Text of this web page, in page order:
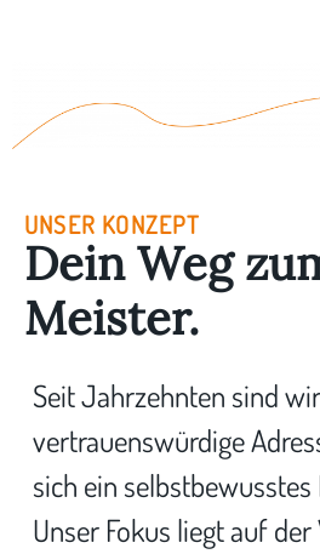
Seit Jahrzehnten sind
vertrauenswürdige
sich ein
Unser Fokus liegt auf
UNSER KONZEPT
Dein Weg
Meister.